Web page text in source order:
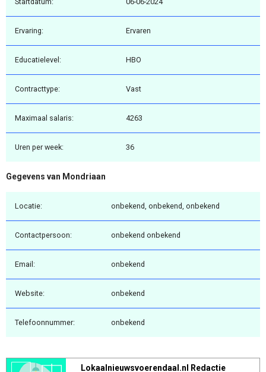
Ervaring: Ervaren
Educatielevel: HBO
Contracttype: Vast
Maximaal salaris: 4263
Uren per week: 36
Gegevens van Mondriaan
Locatie: onbekend, onbekend, onbekend
Contactpersoon: onbekend onbekend
Email: onbekend
Website: onbekend
Telefoonnummer: onbekend
Lokaalnieuwsvoerendaal.nl Redactie